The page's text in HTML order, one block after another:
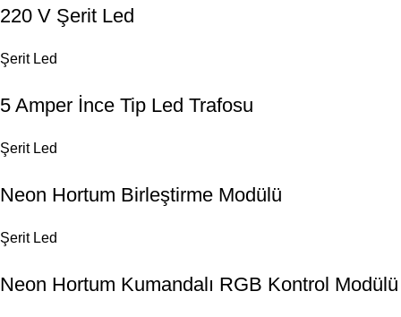
220 V Şerit Led
Şerit Led
5 Amper İnce Tip Led Trafosu
Şerit Led
Neon Hortum Birleştirme Modülü
Şerit Led
Neon Hortum Kumandalı RGB Kontrol Modülü